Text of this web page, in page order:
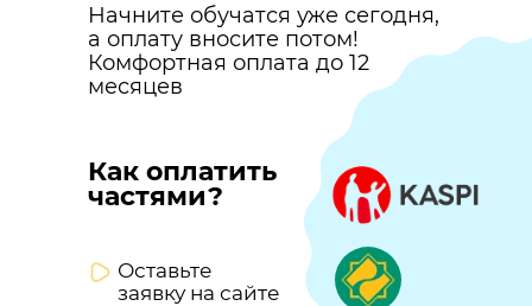
Начните обучатся уже сегодня,
а оплату вносите потом!
Комфортная оплата до 12
месяцев
Как оплатить
частями?
Оставьте
заявку на сайте